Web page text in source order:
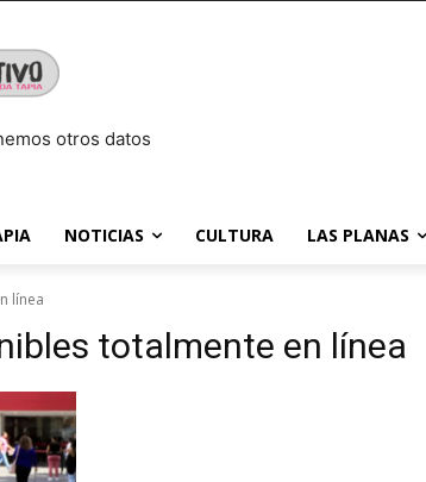
otros datos
NOTICIAS CULTURA LAS PLANAS
línea
totalmente en línea